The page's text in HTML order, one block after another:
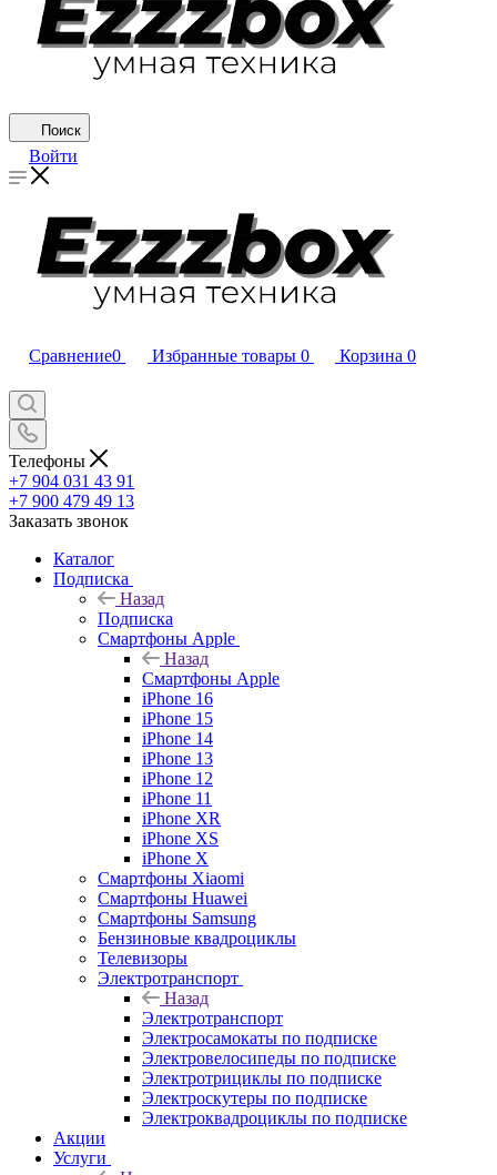
Поиск
Войти
Сравнение0 Избранные товары 0 Корзина 0
Телефоны
+7 904 031 43 91
+7 900 479 49 13
Заказать звонок
Каталог
Подписка
Назад
Подписка
Смартфоны Apple
Назад
Смартфоны Apple
iPhone 16
iPhone 15
iPhone 14
iPhone 13
iPhone 12
iPhone 11
iPhone XR
iPhone XS
iPhone X
Смартфоны Xiaomi
Смартфоны Huawei
Смартфоны Samsung
Бензиновые квадроциклы
Телевизоры
Электротранспорт
Назад
Электротранспорт
Электросамокаты по подписке
Электровелосипеды по подписке
Электротрициклы по подписке
Электроскутеры по подписке
Электроквадроциклы по подписке
Акции
Услуги